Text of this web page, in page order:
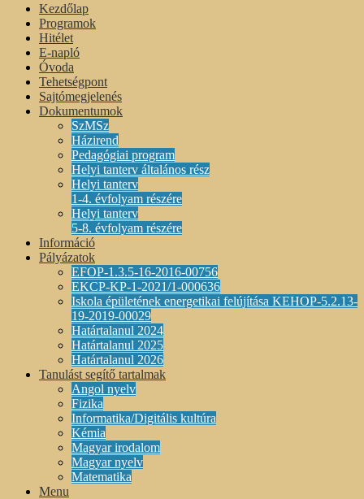
Kezdőlap
Programok
Hitélet
E-napló
Óvoda
Tehetségpont
Sajtómegjelenés
Dokumentumok
SzMSz
Házirend
Pedagógiai program
Helyi tanterv általános rész
Helyi tanterv
1-4. évfolyam részére
Helyi tanterv
5-8. évfolyam részére
Információ
Pályázatok
EFOP-1.3.5-16-2016-00756
EKCP-KP-1-2021/1-000636
Iskola épületének energetikai felújítása KEHOP-5.2.13-
19-2019-00029
Határtalanul 2024
Határtalanul 2025
Határtalanul 2026
Tanulást segítő tartalmak
Angol nyelv
Fizika
Informatika/Digitális kultúra
Kémia
Magyar irodalom
Magyar nyelv
Matematika
Menu